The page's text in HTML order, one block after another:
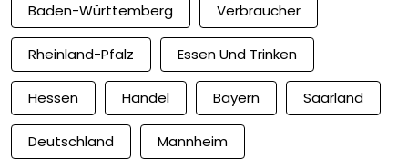
Baden-Württemberg Verbraucher
Rheinland-Pfalz Essen Und Trinken
Hessen Handel Bayern Saarland
Deutschland Mannheim